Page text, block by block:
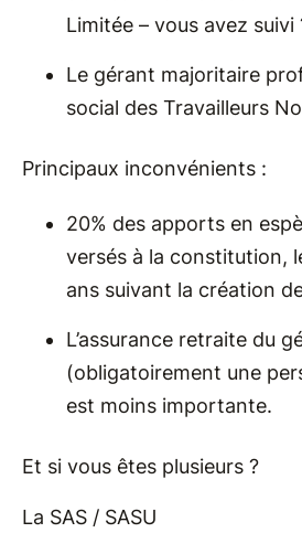
Limitée – vous avez suivi
Le gérant majoritaire
social des Travailleurs
Principaux inconvénients :
20% des apports en
versés à la constitution,
ans suivant la création
L’assurance retraite du
(obligatoirement une
est moins importante.
Et si vous êtes plusieurs ?
La SAS / SASU